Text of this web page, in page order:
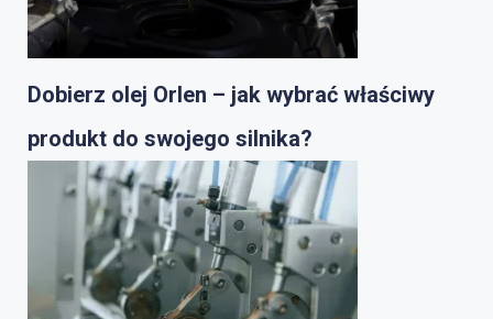
Dobierz olej Orlen – jak wybrać właściwy
produkt do swojego silnika?